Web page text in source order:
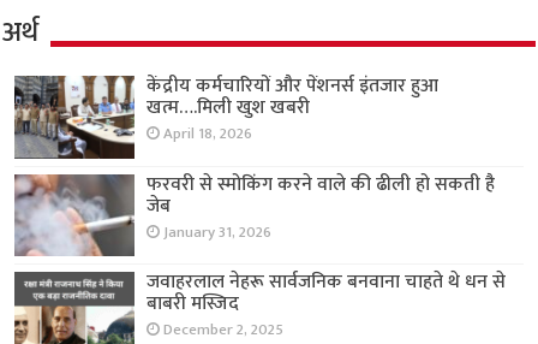
अर्थ
केंद्रीय कर्मचारियों और पेंशनर्स इंतजार हुआ
खत्म….मिली खुश खबरी
April 18, 2026
फरवरी से स्मोकिंग करने वाले की ढीली हो सकती है
जेब
January 31, 2026
जवाहरलाल नेहरू सार्वजनिक बनवाना चाहते थे धन से
बाबरी मस्जिद
December 2, 2025